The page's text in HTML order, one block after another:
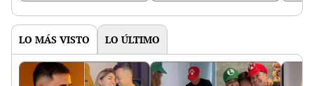
LO MÁS VISTO LO ÚLTIMO